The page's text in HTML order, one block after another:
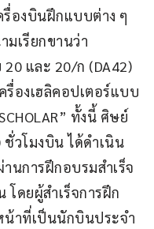
รื่องบินฝึกแบบต่าง ๆ
มเรียกขานว่า
20 และ 20/ก (DA42)
รื่องเฮลิคอปเตอร์แบบ
ทั้งนี้ ศิษย์
วโมงบิน ได้ดำเนิน
นการฝึกอบรมสำเร็จ
ดยผู้สำเร็จการฝึก
าที่เป็นนักบินประจำ